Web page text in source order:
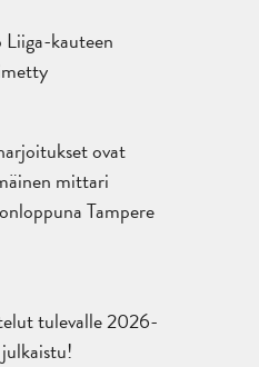
kauteen
ovat
mittari
Tampere
tulevalle 2026-